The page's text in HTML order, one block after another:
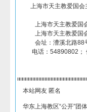
上海市天主教爱国会
上海市天主教爱国
上海市天主教爱国
会址：漕溪北路88
电话：54890802；
本站网友 匿名
华东上海教区“公开”团